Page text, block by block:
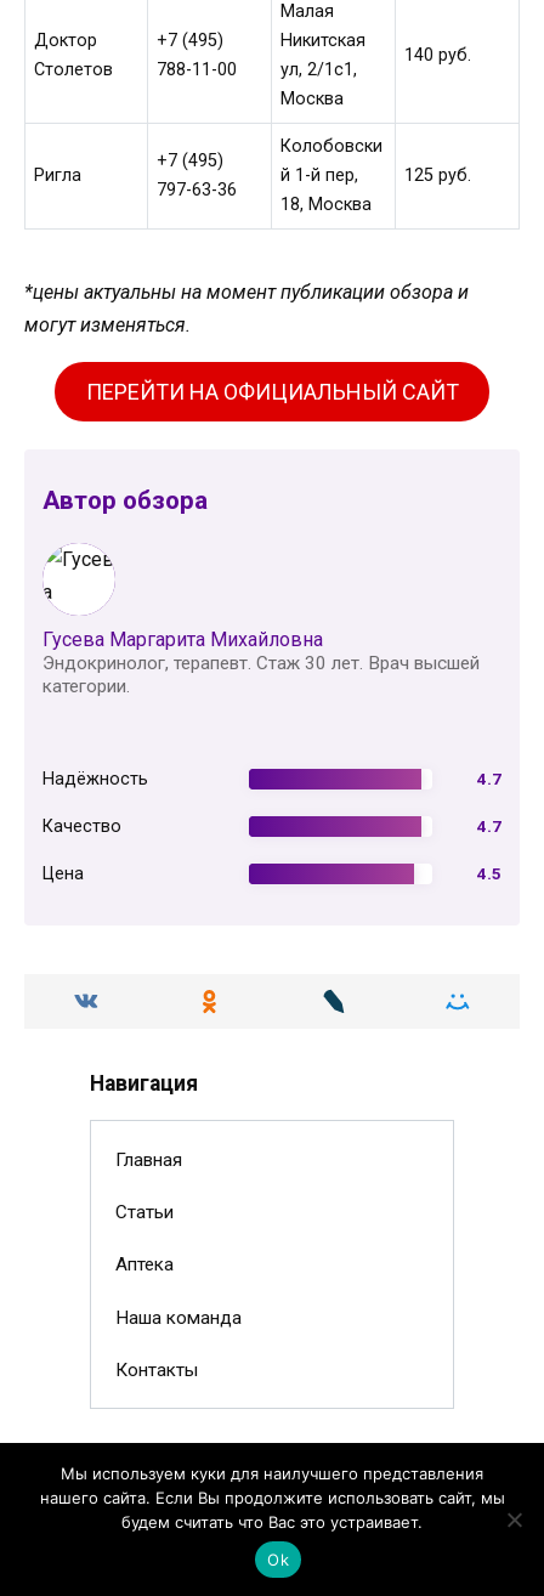
Доктор
Столетов
+7 (495)
788-11-00
Малая
Никитская
ул, 2/1с1,
Москва
140 руб.
Ригла
+7 (495)
797-63-36
Колобовски
й 1-й пер,
18, Москва
125 руб.
*цены актуальны на момент публикации обзора и
могут изменяться.
ПЕРЕЙТИ НА ОФИЦИАЛЬНЫЙ САЙТ
Автор обзора
Гусева Маргарита Михайловна
Эндокринолог, терапевт. Стаж 30 лет. Врач высшей
категории.
Надёжность 4.7
Качество 4.7
Цена 4.5
Навигация
Главная
Статьи
Аптека
Наша команда
Контакты
Мы используем куки для наилучшего представления
нашего сайта. Если Вы продолжите использовать сайт, мы
будем считать что Вас это устраивает.
Ok